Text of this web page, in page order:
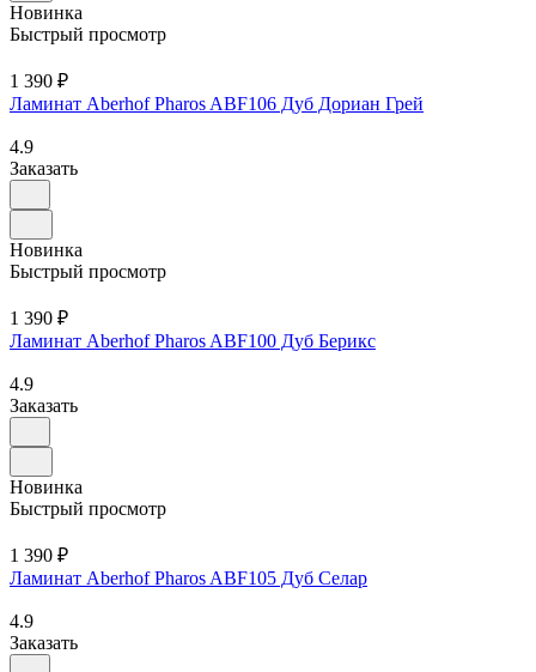
Новинка
Быстрый просмотр
1 390 ₽
Ламинат Aberhof Pharos ABF106 Дуб Дориан Грей
4.9
Заказать
Новинка
Быстрый просмотр
1 390 ₽
Ламинат Aberhof Pharos ABF100 Дуб Берикс
4.9
Заказать
Новинка
Быстрый просмотр
1 390 ₽
Ламинат Aberhof Pharos ABF105 Дуб Селар
4.9
Заказать